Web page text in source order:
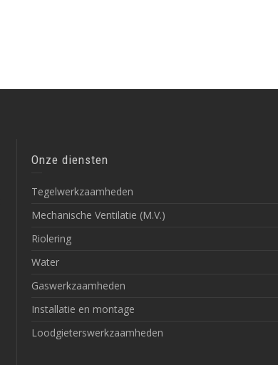
Onze diensten
Tegelwerkzaamheden
Mechanische Ventilatie (M.V.)
Riolering
Water
Gaswerkzaamheden
Installatie en montage
Loodgieterswerkzaamheden